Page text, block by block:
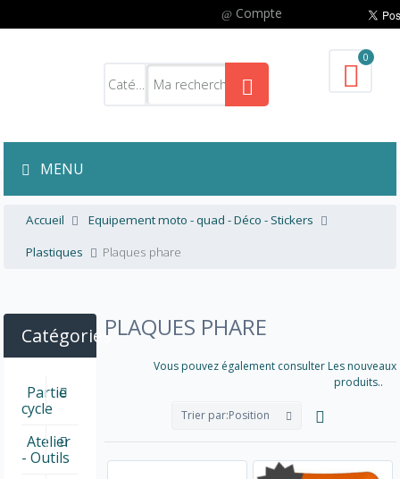
Compte
0
MENU
Accueil
Equipement moto - quad - Déco - Stickers
Plastiques
Plaques phare
PLAQUES PHARE
Vous pouvez également consulter Les nouveaux
produits..
Trier par:Position
Catégories
Partie
cycle
Atelier
- Outils